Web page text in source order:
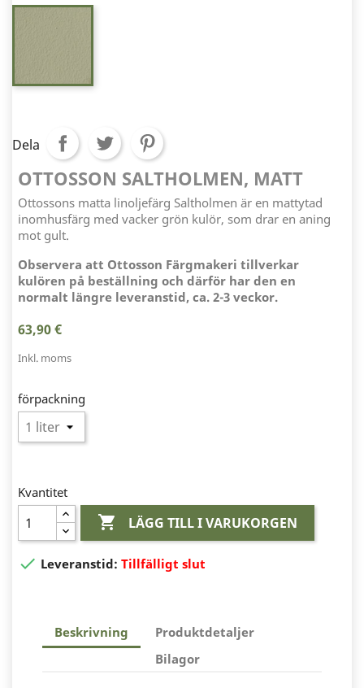
Dela
OTTOSSON SALTHOLMEN, MATT
Ottossons matta linoljefärg Saltholmen är en mattytad
inomhusfärg med vacker grön kulör, som drar en aning
mot gult.
Observera att Ottosson Färgmakeri tillverkar
kulören på beställning och därför har den en
normalt längre leveranstid, ca. 2-3 veckor.
63,90 €
Inkl. moms
förpackning
Kvantitet
 LÄGG TILL I VARUKORGEN
 Leveranstid: Tillfälligt slut
Beskrivning
Produktdetaljer
Bilagor